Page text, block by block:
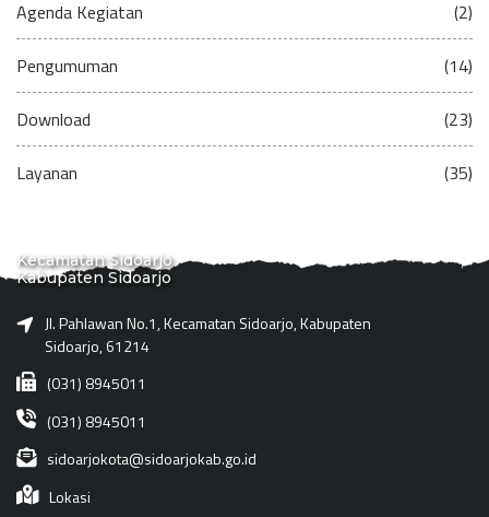
Agenda Kegiatan (2)
Pengumuman (14)
Download (23)
Layanan (35)
Kecamatan Sidoarjo
Kabupaten Sidoarjo
Jl. Pahlawan No.1, Kecamatan Sidoarjo, Kabupaten
Sidoarjo, 61214
(031) 8945011
(031) 8945011
sidoarjokota@sidoarjokab.go.id
Lokasi